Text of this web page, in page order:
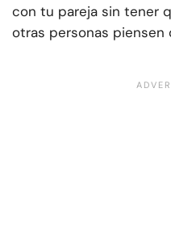
con tu pareja sin tener
otras personas piensen